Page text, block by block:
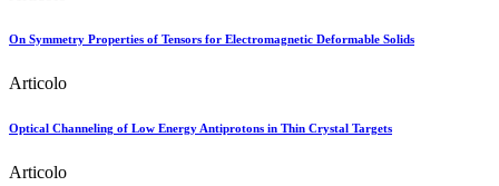
On Symmetry Properties of Tensors for Electromagnetic Deformable Solids
Articolo
Optical Channeling of Low Energy Antiprotons in Thin Crystal Targets
Articolo